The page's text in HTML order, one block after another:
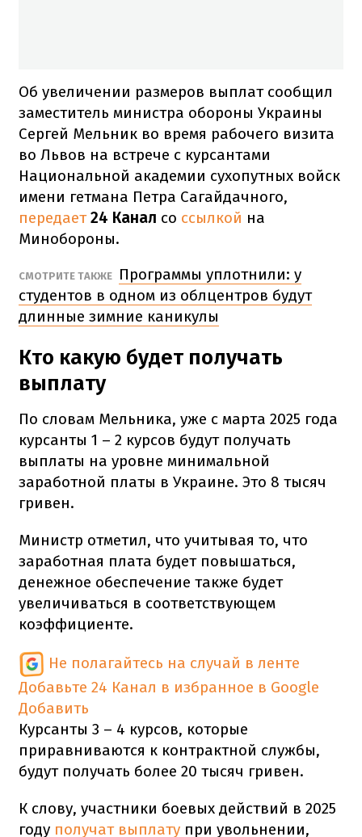
Об увеличении размеров выплат сообщил
заместитель министра обороны Украины
Сергей Мельник во время рабочего визита
во Львов на встрече с курсантами
Национальной академии сухопутных войск
имени гетмана Петра Сагайдачного,
передает 24 Канал со ссылкой на
Минобороны.
СМОТРИТЕ ТАКЖЕ
Программы уплотнили: у
студентов в одном из облцентров будут
длинные зимние каникулы
Кто какую будет получать
выплату
По словам Мельника, уже с марта 2025 года
курсанты 1 – 2 курсов будут получать
выплаты на уровне минимальной
заработной платы в Украине. Это 8 тысяч
гривен.
Министр отметил, что учитывая то, что
заработная плата будет повышаться,
денежное обеспечение также будет
увеличиваться в соответствующем
коэффициенте.
Не полагайтесь на случай в ленте
Добавьте 24 Канал в избранное в Google
Добавить
Курсанты 3 – 4 курсов, которые
приравниваются к контрактной службы,
будут получать более 20 тысяч гривен.
К слову, участники боевых действий в 2025
году получат выплату при увольнении,